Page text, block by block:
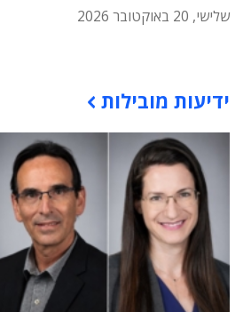
שלישי, 20 באוקטובר 2026
ידיעות מובילות